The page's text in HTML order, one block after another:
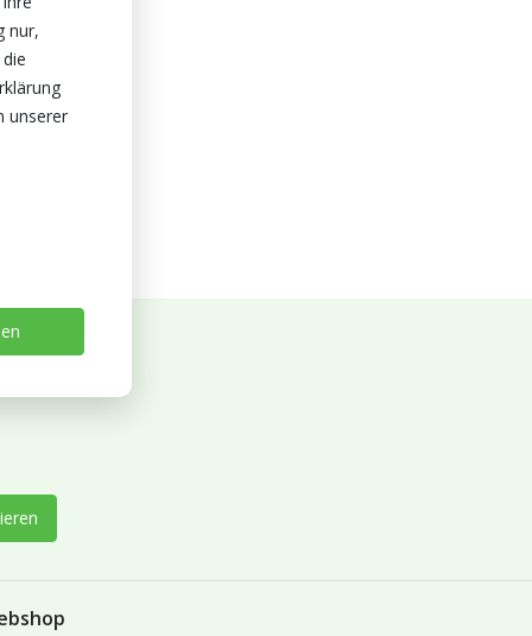
nur,
unserer